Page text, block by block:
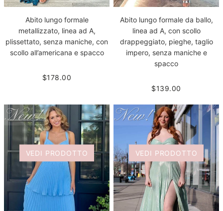
Abito lungo formale
metallizzato, linea ad A,
plissettato, senza maniche, con
scollo all’americana e spacco
$178.00
Abito lungo formale da ballo,
linea ad A, con scollo
drappeggiato, pieghe, taglio
impero, senza maniche e
spacco
$139.00
VEDI PRODOTTO VEDI PRODOTTO